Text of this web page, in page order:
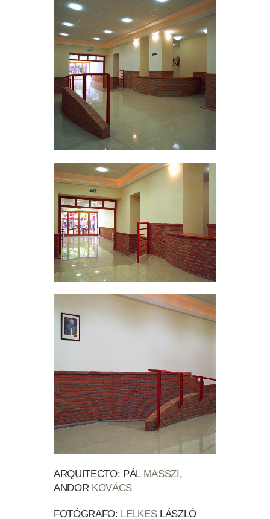
ARQUITECTO: PÁL MASSZI,
ANDOR KOVÁCS
FOTÓGRAFO: LELKESLÁSZLÓ